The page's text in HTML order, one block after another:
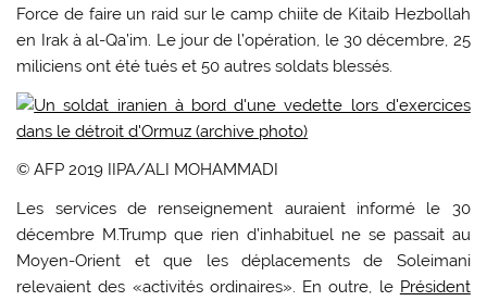
Force de faire un raid sur le camp chiite de Kitaib Hezbollah
en Irak à al-Qa’im. Le jour de l’opération, le 30 décembre, 25
miliciens ont été tués et 50 autres soldats blessés.
© AFP 2019 IIPA/ALI MOHAMMADI
Les services de renseignement auraient informé le 30
décembre M.Trump que rien d’inhabituel ne se passait au
Moyen-Orient et que les déplacements de Soleimani
relevaient des «activités ordinaires». En outre, le Président